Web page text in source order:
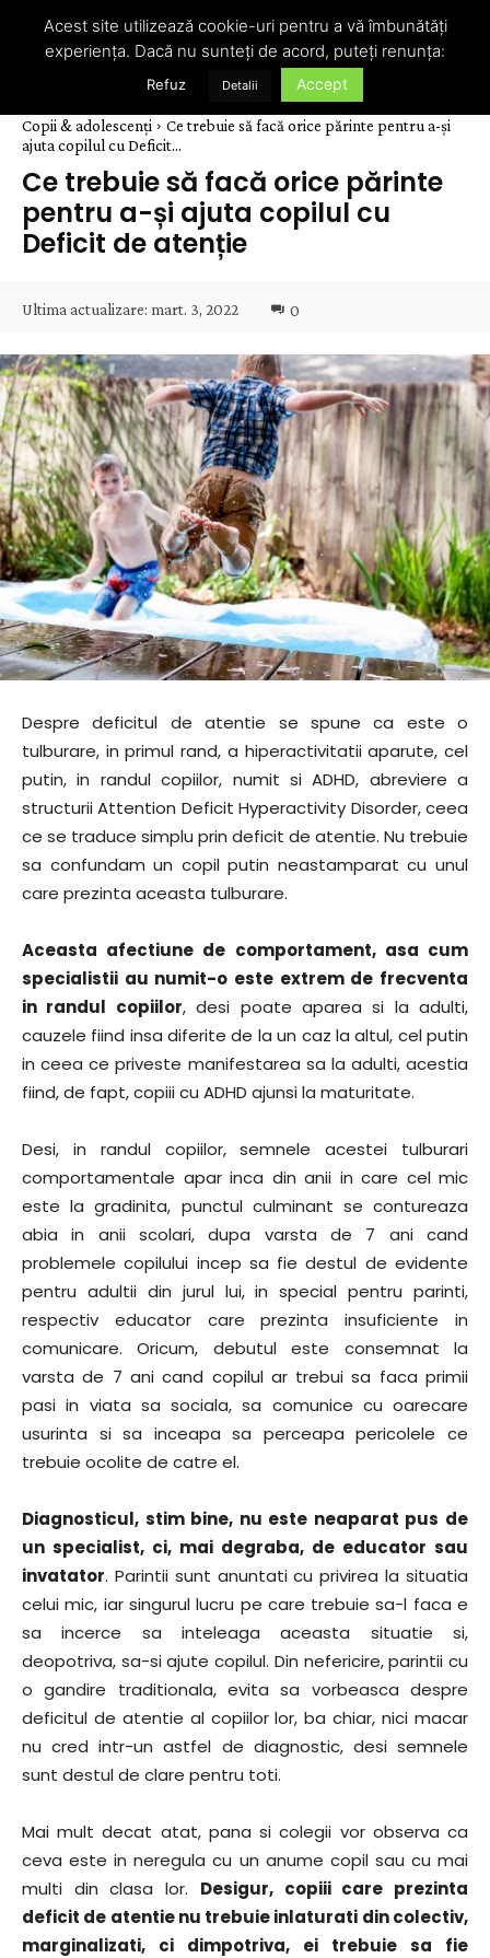
Copii & adolescenți
Ce trebuie să facă orice părinte pentru a-și
ajuta copilul cu Deficit...
Ce trebuie să facă orice părinte
pentru a-și ajuta copilul cu
Deficit de atenție
Ultima actualizare: mart. 3, 2022 0
Despre deficitul de atentie se spune ca este o
tulburare, in primul rand, a hiperactivitatii aparute, cel
putin, in randul copiilor, numit si ADHD, abreviere a
structurii Attention Deficit Hyperactivity Disorder, ceea
ce se traduce simplu prin deficit de atentie. Nu trebuie
sa confundam un copil putin neastamparat cu unul
care prezinta aceasta tulburare.
Aceasta afectiune de comportament, asa cum
specialistii au numit-o este extrem de frecventa
in randul copiilor, desi poate aparea si la adulti,
cauzele fiind insa diferite de la un caz la altul, cel putin
in ceea ce priveste manifestarea sa la adulti, acestia
fiind, de fapt, copiii cu ADHD ajunsi la maturitate.
Desi, in randul copiilor, semnele acestei tulburari
comportamentale apar inca din anii in care cel mic
este la gradinita, punctul culminant se contureaza
abia in anii scolari, dupa varsta de 7 ani cand
problemele copilului incep sa fie destul de evidente
pentru adultii din jurul lui, in special pentru parinti,
respectiv educator care prezinta insuficiente in
comunicare. Oricum, debutul este consemnat la
varsta de 7 ani cand copilul ar trebui sa faca primii
pasi in viata sa sociala, sa comunice cu oarecare
usurinta si sa inceapa sa perceapa pericolele ce
trebuie ocolite de catre el.
Diagnosticul, stim bine, nu este neaparat pus de
un specialist, ci, mai degraba, de educator sau
invatator. Parintii sunt anuntati cu privirea la situatia
celui mic, iar singurul lucru pe care trebuie sa-l faca e
sa incerce sa inteleaga aceasta situatie si,
deopotriva, sa-si ajute copilul. Din nefericire, parintii cu
o gandire traditionala, evita sa vorbeasca despre
deficitul de atentie al copiilor lor, ba chiar, nici macar
nu cred intr-un astfel de diagnostic, desi semnele
sunt destul de clare pentru toti.
Mai mult decat atat, pana si colegii vor observa ca
ceva este in neregula cu un anume copil sau cu mai
multi din clasa lor. Desigur, copiii care prezinta
deficit de atentie nu trebuie inlaturati din colectiv,
marginalizati, ci dimpotriva, ei trebuie sa fie
Acest site utilizează cookie-uri pentru a vă îmbunătăți
experiența. Dacă nu sunteți de acord, puteți renunța:
Refuz Detalii Accept